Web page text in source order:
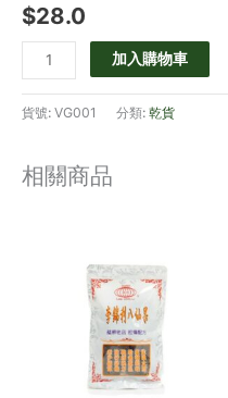
$28.0
加入購物車
貨號: VG001 分類: 乾貨
相關商品